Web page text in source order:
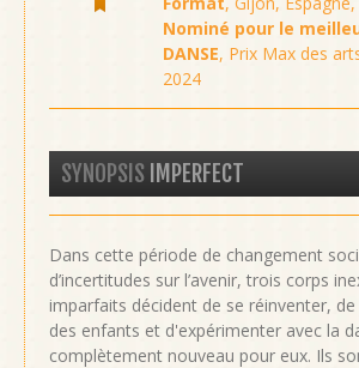
Nominé pour le
DANSE, Prix ​​​​Max des
2024
SYNOPSIS IMPERFECT
Dans cette période de changement
d’incertitudes sur l’avenir, trois corps
imparfaits décident de se réinventer,
des enfants et d'expérimenter avec la
complètement nouveau pour eux. Ils